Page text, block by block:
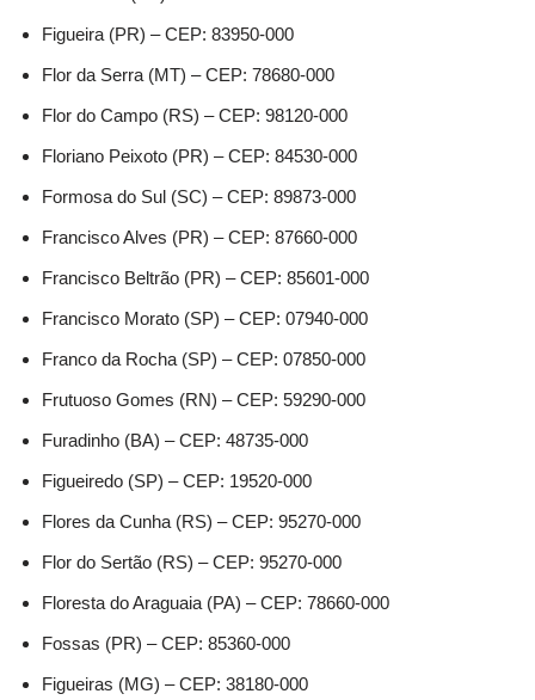
Figueira (PR) – CEP: 83950-000
Flor da Serra (MT) – CEP: 78680-000
Flor do Campo (RS) – CEP: 98120-000
Floriano Peixoto (PR) – CEP: 84530-000
Formosa do Sul (SC) – CEP: 89873-000
Francisco Alves (PR) – CEP: 87660-000
Francisco Beltrão (PR) – CEP: 85601-000
Francisco Morato (SP) – CEP: 07940-000
Franco da Rocha (SP) – CEP: 07850-000
Frutuoso Gomes (RN) – CEP: 59290-000
Furadinho (BA) – CEP: 48735-000
Figueiredo (SP) – CEP: 19520-000
Flores da Cunha (RS) – CEP: 95270-000
Flor do Sertão (RS) – CEP: 95270-000
Floresta do Araguaia (PA) – CEP: 78660-000
Fossas (PR) – CEP: 85360-000
Figueiras (MG) – CEP: 38180-000